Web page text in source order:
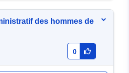
des hommes de
0